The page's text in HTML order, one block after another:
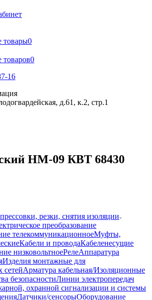
товары0
товаров0
16
д.61, к.2, стр.1
НМ-09 КВТ 68430
резки, снятия изоляции
преобразование
телекоммуникационноеМуфты,
Кабели и проводаКабеленесущие
низковольтноеРелеАппаратура
Изделия монтажные для
Арматура кабельная/Изоляционные
безопасностиЛинии электропередач
охранной сигнализации и системы
Датчики/сенсорыОборудование